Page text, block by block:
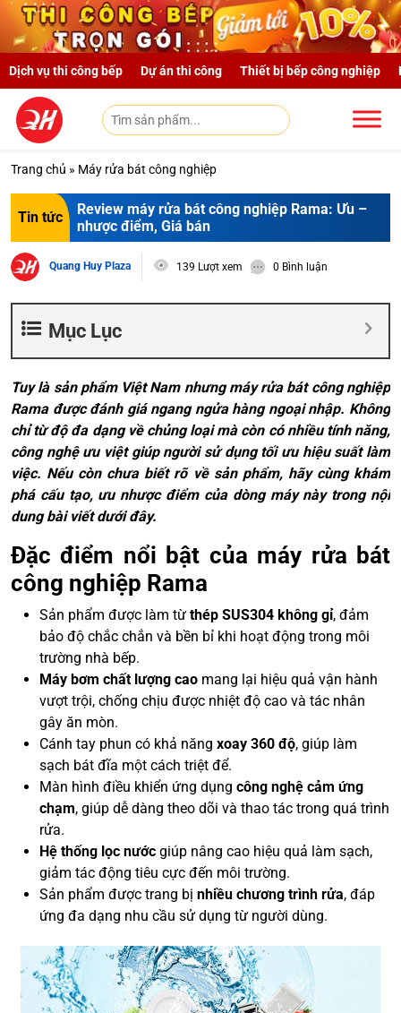
Skip to main content
Dịch vụ thi công bếp Dự án thi công Thiết bị bếp công nghiệp
Trang chủ » Máy rửa bát công nghiệp
Tin tức
Review máy rửa bát công nghiệp Rama: Ưu –
nhược điểm, Giá bán
Quang Huy Plaza 139 Lượt xem 0 Bình luận
Mục Lục
Tuy là sản phẩm Việt Nam nhưng máy rửa bát công nghiệp
Rama được đánh giá ngang ngửa hàng ngoại nhập. Không
chỉ từ độ đa dạng về chủng loại mà còn có nhiều tính năng,
công nghệ ưu việt giúp người sử dụng tối ưu hiệu suất làm
việc. Nếu còn chưa biết rõ về sản phẩm, hãy cùng khám
phá cấu tạo, ưu nhược điểm của dòng máy này trong nội
dung bài viết dưới đây.
Đặc điểm nổi bật của máy rửa bát
công nghiệp Rama
Sản phẩm được làm từ thép SUS304 không gỉ, đảm
bảo độ chắc chắn và bền bỉ khi hoạt động trong môi
trường nhà bếp.
Máy bơm chất lượng cao mang lại hiệu quả vận hành
vượt trội, chống chịu được nhiệt độ cao và tác nhân
gây ăn mòn.
Cánh tay phun có khả năng xoay 360 độ, giúp làm
sạch bát đĩa một cách triệt để.
Màn hình điều khiển ứng dụng công nghệ cảm ứng
chạm, giúp dễ dàng theo dõi và thao tác trong quá trình
rửa.
Hệ thống lọc nước giúp nâng cao hiệu quả làm sạch,
giảm tác động tiêu cực đến môi trường.
Sản phẩm được trang bị nhiều chương trình rửa, đáp
ứng đa dạng nhu cầu sử dụng từ người dùng.